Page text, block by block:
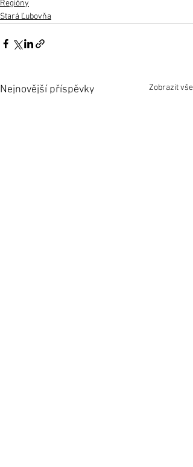
Regióny
Stará Ľubovňa
Nejnovější příspěvky Zobrazit vše